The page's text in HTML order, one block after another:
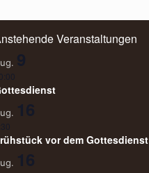
Veranstaltungen
9
16
vor dem Gottesdienst
16